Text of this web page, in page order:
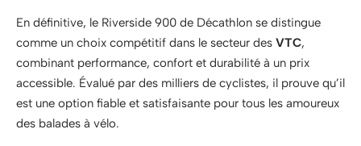
En définitive, le Riverside 900 de Décathlon se distingue
comme un choix compétitif dans le secteur des VTC,
combinant performance, confort et durabilité à un prix
accessible. Évalué par des milliers de cyclistes, il prouve qu’il
est une option fiable et satisfaisante pour tous les amoureux
des balades à vélo.